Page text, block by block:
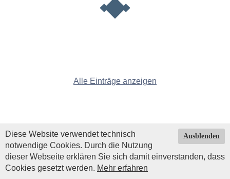
Alle Einträge anzeigen
Ausblenden
Diese Website verwendet technisch
notwendige Cookies. Durch die Nutzung
dieser Webseite erklären Sie sich damit einverstanden, dass
Cookies gesetzt werden. Mehr erfahren